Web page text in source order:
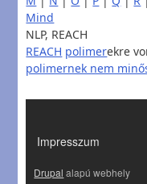
Mind
NLP, REACH
REACH polimerekre
polimernek nem
Impresszum
Drupal alapú webhely